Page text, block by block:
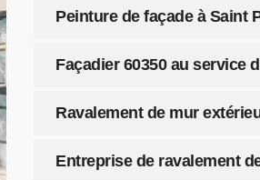
Peinture de façade à Saint
Façadier 60350 au service
Ravalement de mur
Entreprise de ravalement